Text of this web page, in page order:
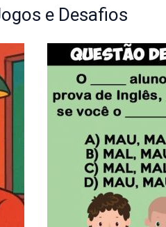
e Desafios